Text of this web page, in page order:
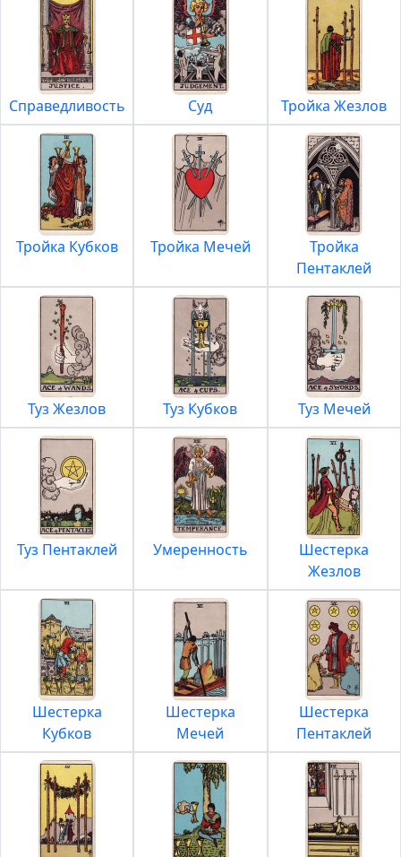
Справедливость Суд Тройка Жезлов
Тройка Кубков Тройка Мечей
Тройка
Пентаклей
Туз Жезлов Туз Кубков Туз Мечей
Туз Пентаклей Умеренность
Шестерка
Жезлов
Шестерка
Кубков
Шестерка
Мечей
Шестерка
Пентаклей